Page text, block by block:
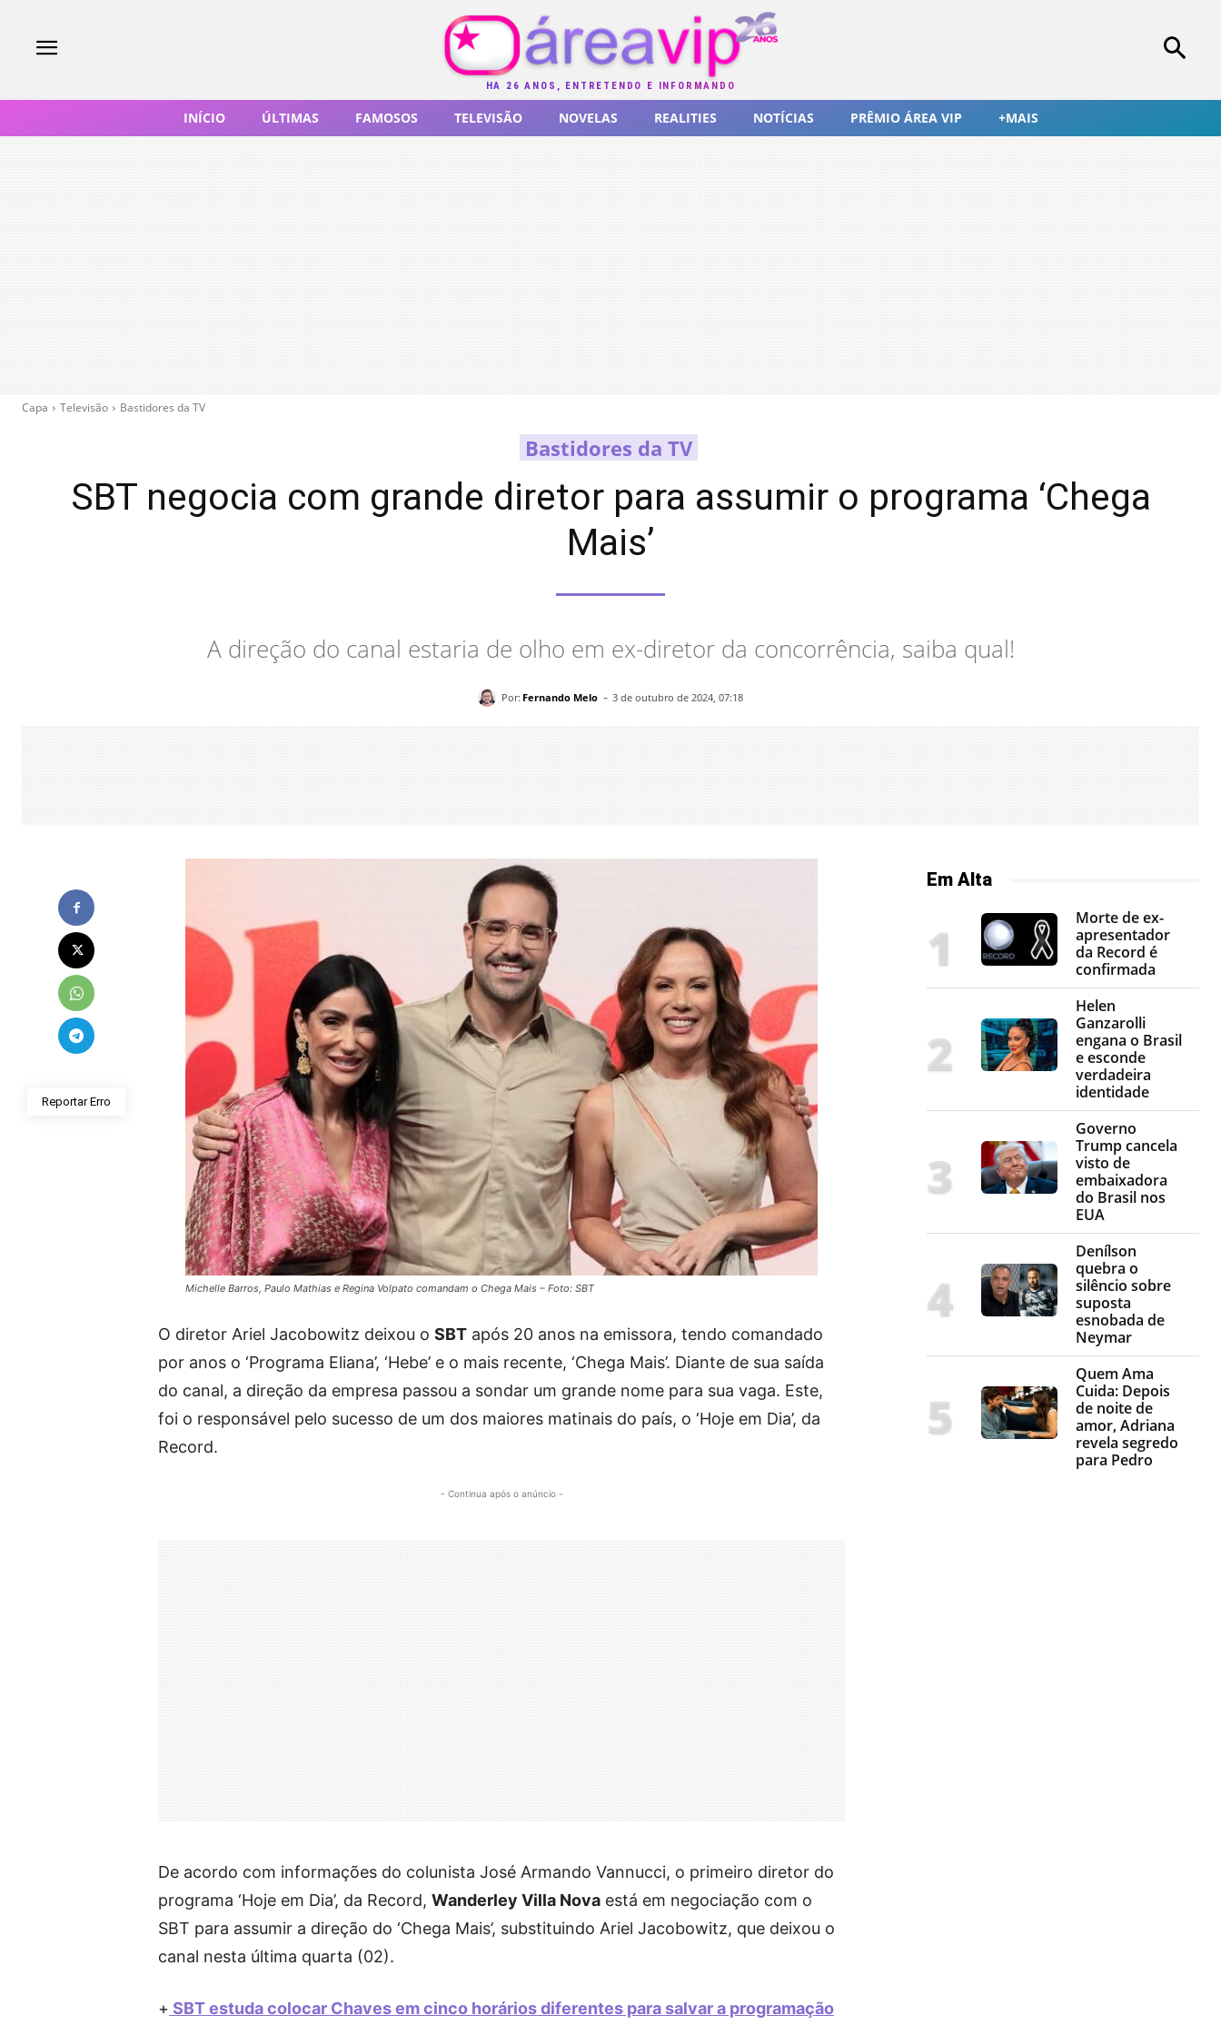
HÁ 26 ANOS, ENTRETENDO E INFORMANDO
INÍCIO ÚLTIMAS FAMOSOS TELEVISÃO NOVELAS REALITIES NOTÍCIAS PRÊMIO ÁREA VIP +MAIS
Capa Televisão Bastidores da TV
Bastidores da TV
SBT negocia com grande diretor para assumir o programa ‘Chega
Mais’
A direção do canal estaria de olho em ex-diretor da concorrência, saiba qual!
Por: Fernando Melo - 3 de outubro de 2024, 07:18
Reportar Erro
Michelle Barros, Paulo Mathias e Regina Volpato comandam o Chega Mais – Foto: SBT
O diretor Ariel Jacobowitz deixou o SBT após 20 anos na emissora, tendo comandado
por anos o ‘Programa Eliana’, ‘Hebe’ e o mais recente, ‘Chega Mais’. Diante de sua saída
do canal, a direção da empresa passou a sondar um grande nome para sua vaga. Este,
foi o responsável pelo sucesso de um dos maiores matinais do país, o ‘Hoje em Dia’, da
Record.
- Continua após o anúncio -
De acordo com informações do colunista José Armando Vannucci, o primeiro diretor do
programa ‘Hoje em Dia’, da Record, Wanderley Villa Nova está em negociação com o
SBT para assumir a direção do ‘Chega Mais’, substituindo Ariel Jacobowitz, que deixou o
canal nesta última quarta (02).
+ SBT estuda colocar Chaves em cinco horários diferentes para salvar a programação
Em Alta
Morte de ex-
apresentador
da Record é
confirmada
Helen
Ganzarolli
engana o Brasil
e esconde
verdadeira
identidade
Governo
Trump cancela
visto de
embaixadora
do Brasil nos
EUA
Denílson
quebra o
silêncio sobre
suposta
esnobada de
Neymar
Quem Ama
Cuida: Depois
de noite de
amor, Adriana
revela segredo
para Pedro